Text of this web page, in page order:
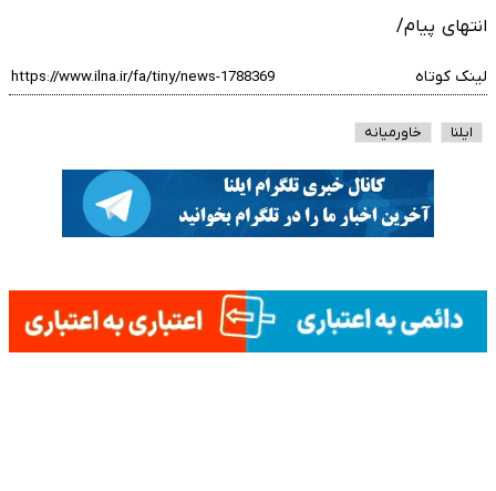
انتهای پیام/
لینک کوتاه
ایلنا خاورمیانه